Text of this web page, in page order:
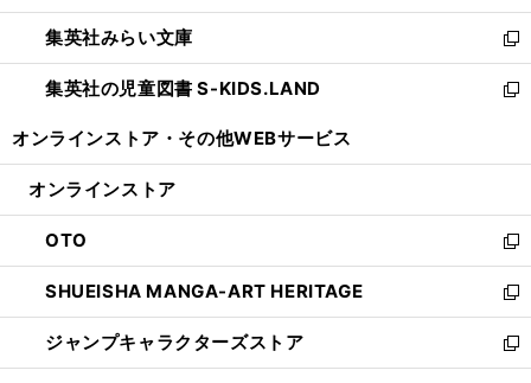
開
く
ウ
で
開
く
ン
ド
ウ
で
ウ
ィ
ン
ド
開
集英社みらい文庫
新
し
い
ン
ウ
で
開
く
集英社の児童図書 S-KIDS.LAND
新
ウ
ン
ド
ウ
で
開
く
オンラインストア・ その他WEBサービス
オンラインストア
OTO
新
し
い
ウ
ィ
ン
SHUEISHA MANGA-ART HERITAGE
新
し
い
ウ
ジャンプキャラクターズストア
新
し